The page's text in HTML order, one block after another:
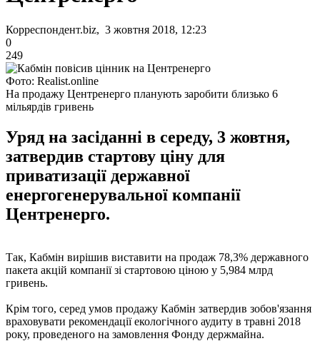
Корреспондент.biz, 3 жовтня 2018, 12:23
0
249
Фото: Realist.online
На продажу Центренерго планують заробити близько 6
мільярдів гривень
Уряд на засіданні в середу, 3 жовтня,
затвердив стартову ціну для
приватизації державної
енергогенерувальної компанії
Центренерго.
Так, Кабмін вирішив виставити на продаж 78,3% державного
пакета акцій компанії зі стартовою ціною у 5,984 млрд
гривень.
Крім того, серед умов продажу Кабмін затвердив зобов'язання
враховувати рекомендації екологічного аудиту в травні 2018
року, проведеного на замовлення Фонду держмайна.